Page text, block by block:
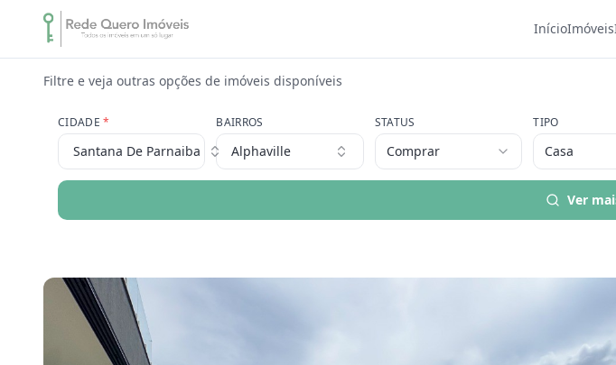
InícioImóveis
Filtre e veja outras opções de imóveis disponíveis
CIDADE*
Santana De Parnaiba
BAIRROS
Alphaville
STATUS
Comprar
TIPO
Casa
Ver